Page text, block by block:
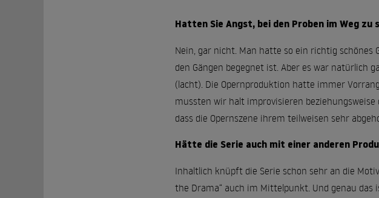
Hatten Sie Angst, bei den Proben im Weg zu
Nein, gar nicht. Man hatte so ein richtig
den Gängen begegnet ist. Aber es war natürlich
(lacht). Die Opernproduktion hatte immer
mussten wir halt improvisieren
dass die Opernszene ihrem teilweisen sehr
Hätte die Serie auch mit einer anderen
Inhaltlich knüpft die Serie schon sehr an die
the Drama“ auch im Mittelpunkt. Und genau das